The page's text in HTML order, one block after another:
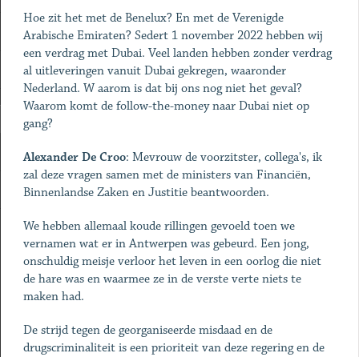
Hoe zit het met de Benelux? En met de Verenigde
Arabische Emiraten? Sedert 1 november 2022 hebben wij
een verdrag met Dubai. Veel landen hebben zonder verdrag
al uitleveringen vanuit Dubai gekregen, waaronder
Nederland. W aarom is dat bij ons nog niet het geval?
Waarom komt de follow-the-money naar Dubai niet op
gang?
Alexander De Croo: Mevrouw de voorzitster, collega's, ik
zal deze vragen samen met de ministers van Financiën,
Binnenlandse Zaken en Justitie beantwoorden.
We hebben allemaal koude rillingen gevoeld toen we
vernamen wat er in Antwerpen was gebeurd. Een jong,
onschuldig meisje verloor het leven in een oorlog die niet
de hare was en waarmee ze in de verste verte niets te
maken had.
De strijd tegen de georganiseerde misdaad en de
drugscriminaliteit is een prioriteit van deze regering en de